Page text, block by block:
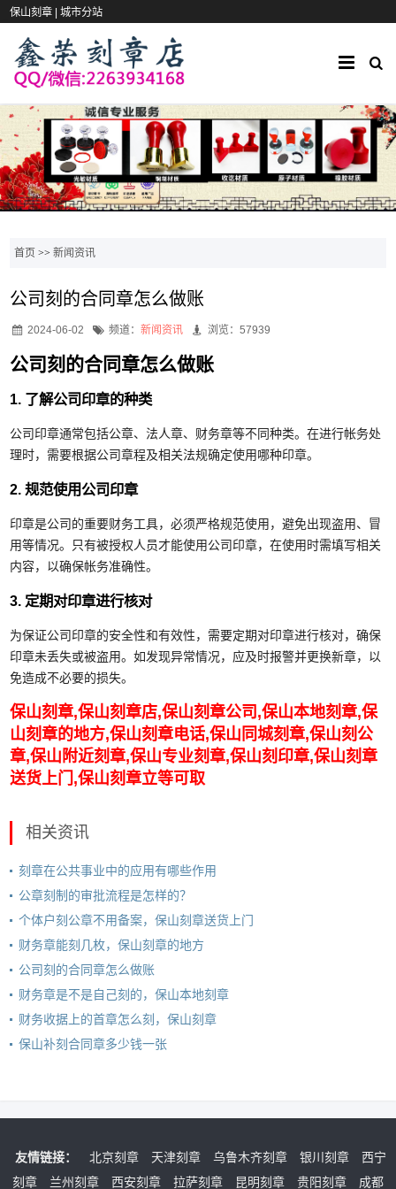
保山刻章 |城市分站
首页 >>新闻资讯
公司刻的合同章怎么做账
2024-06-02 频道： 新闻资讯 浏览：57939
公司刻的合同章怎么做账
1. 了解公司印章的种类
公司印章通常包括公章、法人章、财务章等不同种类。在进行帐务处
理时，需要根据公司章程及相关法规确定使用哪种印章。
2. 规范使用公司印章
印章是公司的重要财务工具，必须严格规范使用，避免出现盗用、冒
用等情况。只有被授权人员才能使用公司印章，在使用时需填写相关
内容，以确保帐务准确性。
3. 定期对印章进行核对
为保证公司印章的安全性和有效性，需要定期对印章进行核对，确保
印章未丢失或被盗用。如发现异常情况，应及时报警并更换新章，以
免造成不必要的损失。
保山刻章,保山刻章店,保山刻章公司,保山本地刻章,保
山刻章的地方,保山刻章电话,保山同城刻章,保山刻公
章,保山附近刻章,保山专业刻章,保山刻印章,保山刻章
送货上门,保山刻章立等可取
相关资讯
刻章在公共事业中的应用有哪些作用
公章刻制的审批流程是怎样的？
个体户刻公章不用备案，保山刻章送货上门
财务章能刻几枚，保山刻章的地方
公司刻的合同章怎么做账
财务章是不是自己刻的，保山本地刻章
财务收据上的首章怎么刻，保山刻章
保山补刻合同章多少钱一张
友情链接： 北京刻章 天津刻章 乌鲁木齐刻章 银川刻章
西宁
刻章
兰州刻章 西安刻章 拉萨刻章 昆明刻章 贵阳刻章 成都